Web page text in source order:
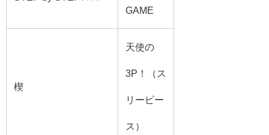
GAME
楔
天使の
3P！（ス
リーピー
ス）